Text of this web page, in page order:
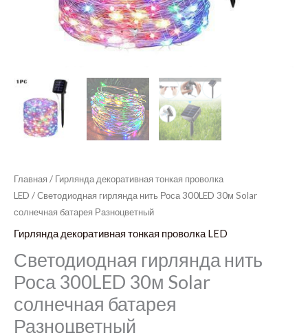
Главная / Гирлянда декоративная тонкая проволка
LED / Светодиодная гирлянда нить Роса 300LED 30м Solar
солнечная батарея Разноцветный
Гирлянда декоративная тонкая проволка LED
Светодиодная гирлянда нить
Роса 300LED 30м Solar
солнечная батарея
Разноцветный